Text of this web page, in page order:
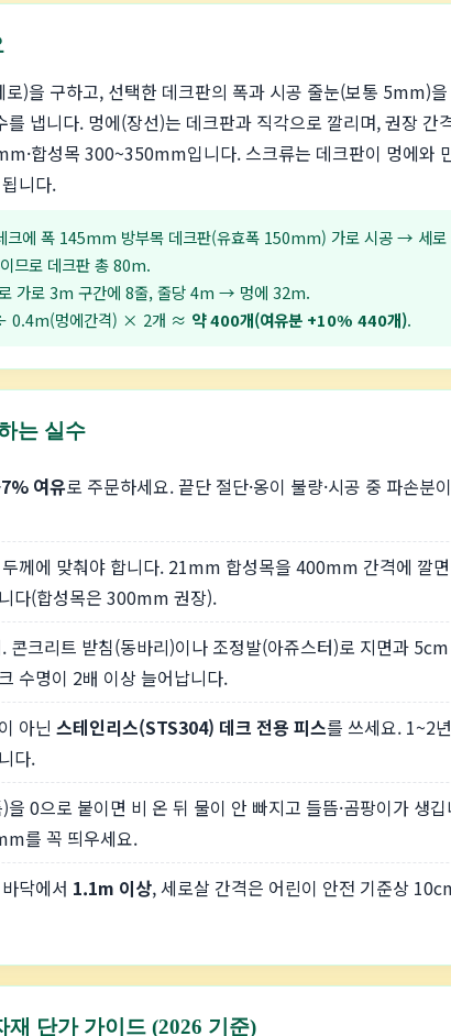
)을 구하고, 선택한 데크판의 폭과 시공 줄눈(보통 5mm)
를 냅니다. 멍에(장선)는 데크판과 직각으로 깔리며, 권장 간
합성목 300~350mm입니다. 스크류는 데크판이 멍에와
니다.
에 폭 145mm 방부목 데크판(유효폭 150mm) 가로 시공 → 세
므로 데크판 총 80m.
가로 3m 구간에 8줄, 줄당 4m → 멍에 32m.
0.4m(멍에간격) × 2개 ≈ 약 400개(여유분 +10% 440개).
는 실수
여유로 주문하세요. 끝단 절단·옹이 불량·시공 중 파손분
께에 맞춰야 합니다. 21mm 합성목을 400mm 간격에 깔
다(합성목은 300mm 권장).
콘크리트 받침(동바리)이나 조정발(아쥬스터)로 지면과
수명이 2배 이상 늘어납니다.
아닌 스테인리스(STS304) 데크 전용 피스를 쓰세요. 1~2
다.
을 0으로 붙이면 비 온 뒤 물이 안 빠지고 들뜸·곰팡이가 생
를 꼭 띄우세요.
닥에서 1.1m 이상, 세로살 간격은 어린이 안전 기준상
재 단가 가이드 (2026 기준)